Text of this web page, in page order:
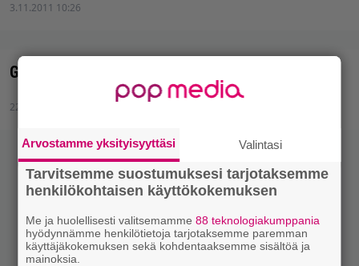
3.11.2011 10:26
Guided By Voicesille nimekäs tribuutti
22.10.2010 16:10
Arvostamme yksityisyyttäsi Valintasi
Tarvitsemme suostumuksesi tarjotaksemme
henkilökohtaisen käyttökokemuksen
Me ja huolellisesti valitsemamme88 teknologiakumppania
hyödynnämme henkilötietoja tarjotaksemme paremman
käyttäjäkokemuksen sekä kohdentaaksemme sisältöä ja
mainoksia.